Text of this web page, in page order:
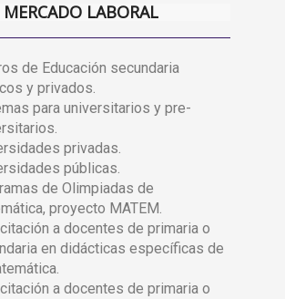
MERCADO LABORAL
de Educación secundaria
y privados.
para universitarios y pre-
privadas.
públicas.
de Olimpiadas de
proyecto MATEM.
a docentes de primaria o
en didácticas específicas de
a docentes de primaria o